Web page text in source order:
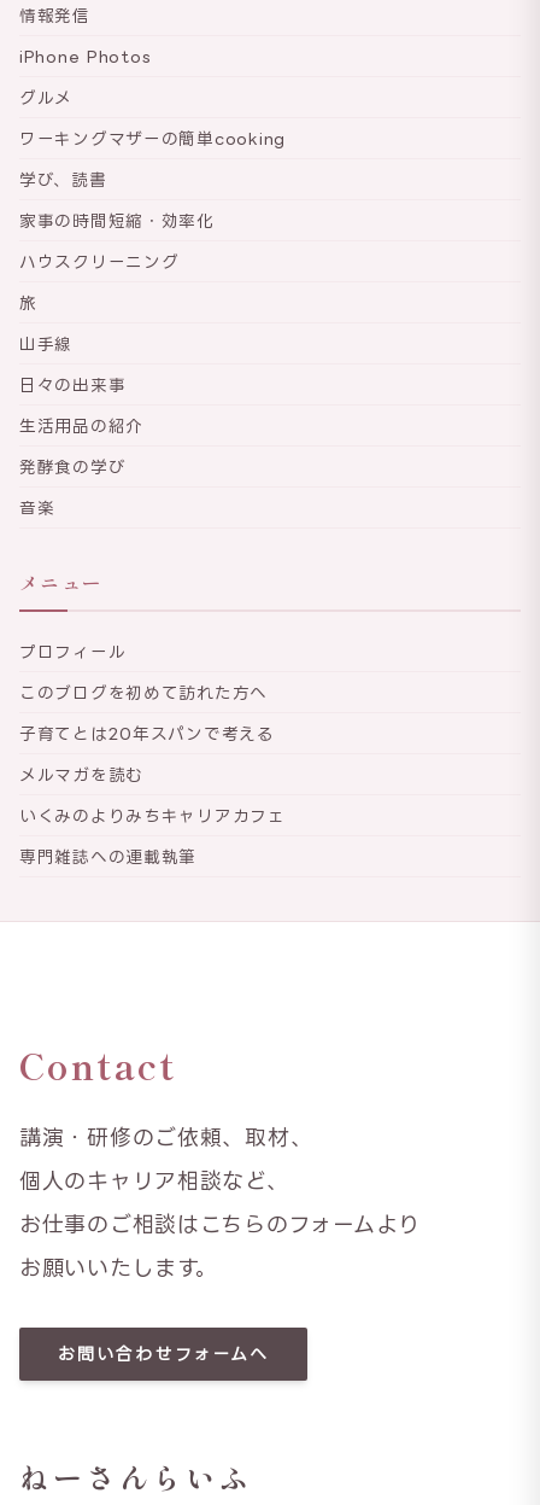
情報発信
iPhone Photos
グルメ
ワーキングマザーの簡単cooking
学び、読書
家事の時間短縮・効率化
ハウスクリーニング
旅
山手線
日々の出来事
生活用品の紹介
発酵食の学び
音楽
メニュー
プロフィール
このブログを初めて訪れた方へ
子育てとは20年スパンで考える
メルマガを読む
いくみのよりみちキャリアカフェ
専門雑誌への連載執筆
Contact
講演・研修のご依頼、取材、
個人のキャリア相談など、
お仕事のご相談はこちらのフォームより
お願いいたします。
お問い合わせフォームへ
ねーさんらいふ